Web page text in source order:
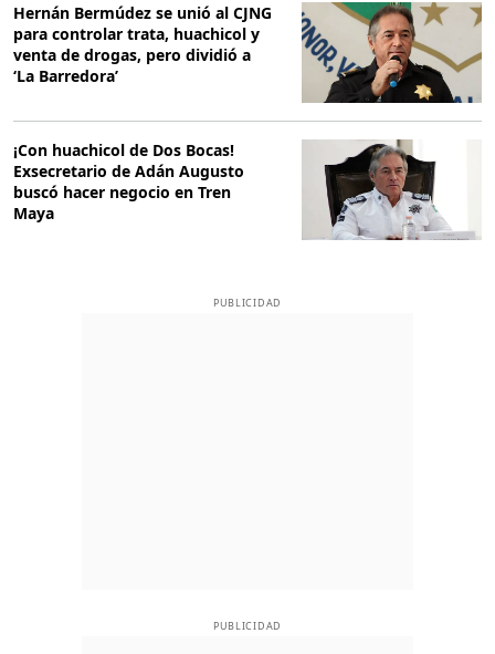
Hernán Bermúdez se unió al CJNG
para controlar trata, huachicol y
venta de drogas, pero dividió a
‘La Barredora’
¡Con huachicol de Dos Bocas!
Exsecretario de Adán Augusto
buscó hacer negocio en Tren
Maya
PUBLICIDAD
PUBLICIDAD